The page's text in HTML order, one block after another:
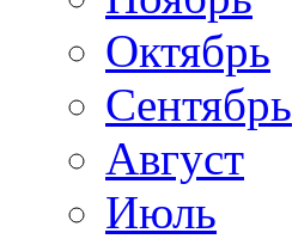
Октябрь
Сентябрь
Август
Июль